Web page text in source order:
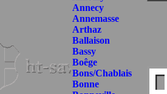
Annecy
Annemasse
Arthaz
Ballaison
Bassy
Boêge
Bons/Chablais
Bonne